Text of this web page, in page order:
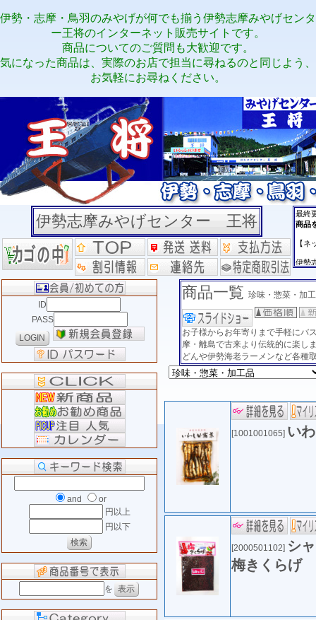
伊勢・志摩・鳥羽のみやげが何でも揃う伊勢志摩みやげセンタ
ー王将のインターネット販売サイトです。
商品についてのご質問も大歓迎です。
気になった商品は、実際のお店で担当に尋ねるのと同じよう、
お気軽にお尋ねください。
伊勢志摩みやげセンター 王将
ID
PASS
and
or
円以上
円以下
を
商品一覧 珍味・惣菜・加
お子様からお年寄りまで手軽にバ
摩・離島で古来より伝統的に楽し
どんや伊勢海老ラーメンなど各種
[1001001065] い
[2000501102] シ
梅きくらげ